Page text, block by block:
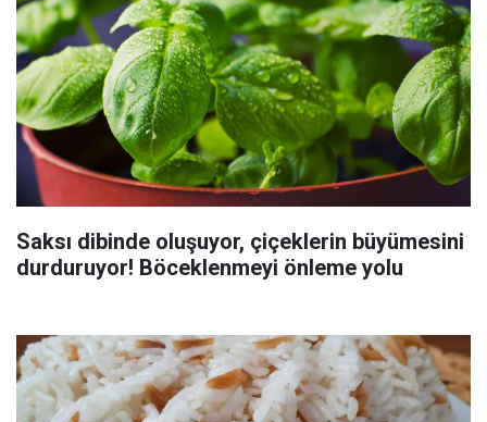
Saksı dibinde oluşuyor, çiçeklerin büyümesini
durduruyor! Böceklenmeyi önleme yolu